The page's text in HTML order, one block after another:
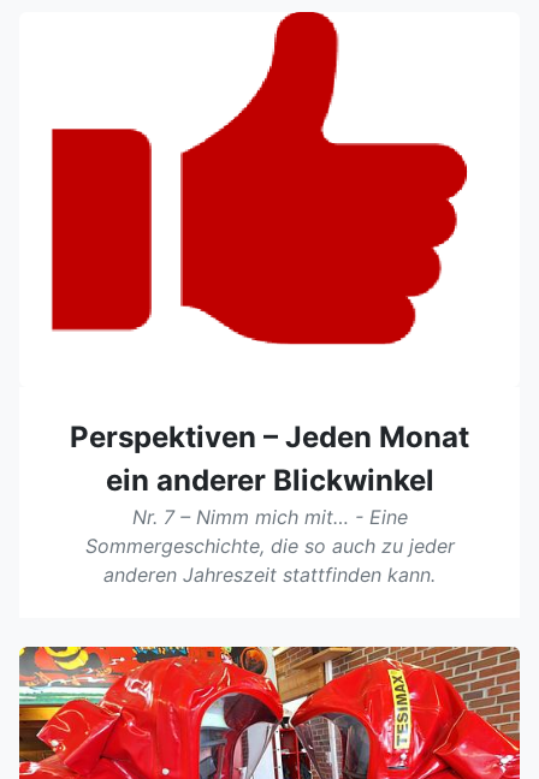
Perspektiven – Jeden Monat
ein anderer Blickwinkel
Nr. 7 – Nimm mich mit… - Eine
Sommergeschichte, die so auch zu jeder
anderen Jahreszeit stattfinden kann.